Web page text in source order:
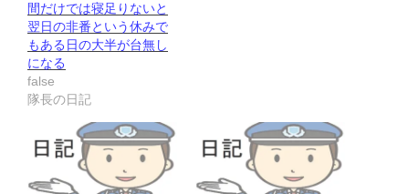
間だけでは寝足りないと
翌日の非番という休みで
もある日の大半が台無し
になる
false
隊長の日記